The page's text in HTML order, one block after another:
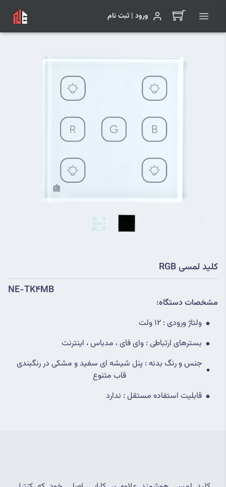
ورود | ثبت نام
کلید لمسی RGB
NE-TK4MB
مشخصات دستگاه:
ولتاژ ورودی : 12 ولت
بسترهای ارتباطی : وای فای ، مدباس ، اینترنت
جنس و رنگ بدنه : پنل شیشه ای سفید و مشکی در رنگبندی
قاب متنوع
قابلیت استفاده مستقل : ندارد